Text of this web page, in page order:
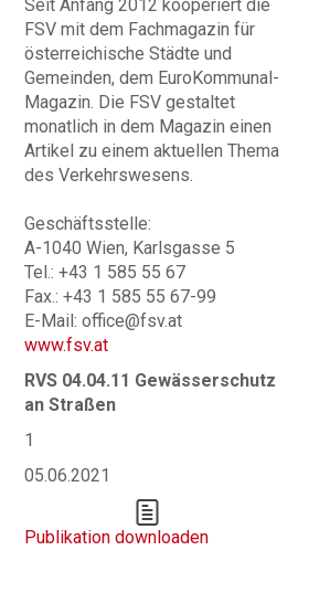
Seit Anfang 2012 kooperiert die
FSV mit dem Fachmagazin für
österreichische Städte und
Gemeinden, dem EuroKommunal-
Magazin. Die FSV gestaltet
monatlich in dem Magazin einen
Artikel zu einem aktuellen Thema
des Verkehrswesens.
Geschäftsstelle:
A-1040 Wien, Karlsgasse 5
Tel.: +43 1 585 55 67
Fax.: +43 1 585 55 67-99
E-Mail: office@fsv.at
www.fsv.at
RVS 04.04.11 Gewässerschutz
an Straßen
1
05.06.2021
Publikation downloaden